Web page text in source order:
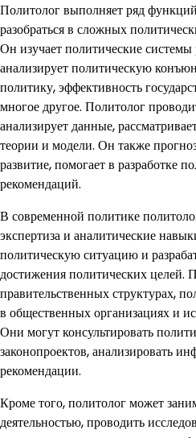
Политолог выполняет ряд
разобраться в сложных
Он изучает политические
анализирует политическую
политику, эффективность
многое другое. Политолог
анализирует данные,
теории и модели. Он также
развитие, помогает в разработке
рекомендаций.
В современной политике
экспертиза и аналитические
политическую ситуацию и
достижения политических целей.
правительственных структурах,
в общественных организациях и
Они могут консультировать
законопроектов, анализировать
рекомендации.
Кроме того, политолог может
деятельностью, проводить